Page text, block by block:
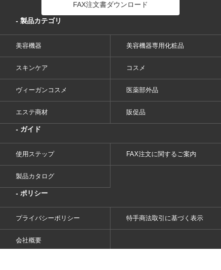
- 製品カテゴリ
美容機器 美容機器専用化粧品
スキンケア コスメ
ヴィーガンコスメ 医薬部外品
エステ商材 販促品
- ガイド
使用ステップ FAX注文に関するご案内
製品カタログ
- ポリシー
プライバシーポリシー 特手商法取引に基づく表示
会社概要
FAX注文書ダウンロード